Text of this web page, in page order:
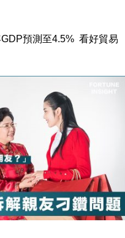
預測至4.5% 看好貿易
回穩 全周仍升近2%
反」斗城亞洲CEO蔡德
挫7周創逾3年最長跌勢
口增近24%勝預期 貿易順
日圓 4月單日斥6.28萬億